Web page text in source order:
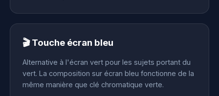
🎬 Touche écran bleu
Alternative à l'écran vert pour les sujets portant du
vert. La composition sur écran bleu fonctionne de la
même manière que clé chromatique verte.